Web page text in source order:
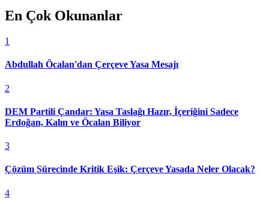
En Çok Okunanlar
1
Abdullah Öcalan'dan Çerçeve Yasa Mesajı
2
DEM Partili Çandar: Yasa Taslağı Hazır, İçeriğini Sadece
Erdoğan, Kalın ve Öcalan Biliyor
3
Çözüm Sürecinde Kritik Eşik: Çerçeve Yasada Neler Olacak?
4